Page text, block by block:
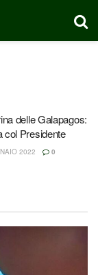
delle Galapagos:
col Presidente
2022 0